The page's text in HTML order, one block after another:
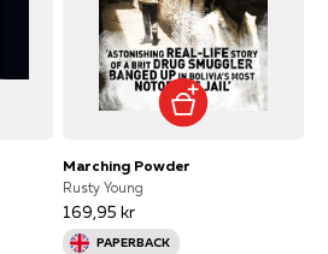
Marching Powder
Rusty Young
169,95 kr
PAPERBACK